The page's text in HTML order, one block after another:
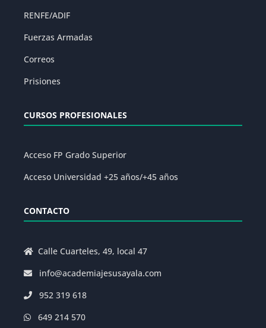
RENFE/ADIF
Fuerzas Armadas
Correos
Prisiones
CURSOS PROFESIONALES
Acceso FP Grado Superior
Acceso Universidad +25 años/+45 años
CONTACTO
Calle Cuarteles, 49, local 47
info@academiajesusayala.com
952 319 618
649 214 570